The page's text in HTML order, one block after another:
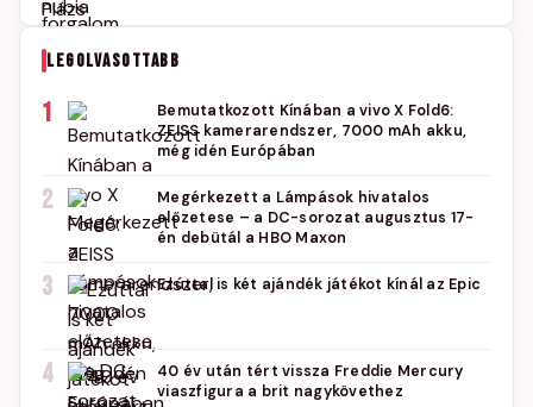
LEGOLVASOTTABB
1
Bemutatkozott Kínában a vivo X Fold6:
ZEISS kamerarendszer, 7000 mAh akku,
még idén Európában
2
Megérkezett a Lámpások hivatalos
előzetese – a DC-sorozat augusztus 17-
én debütál a HBO Maxon
3 Ezúttal is két ajándék játékot kínál az Epic
4
40 év után tért vissza Freddie Mercury
viaszfigura a brit nagykövethez